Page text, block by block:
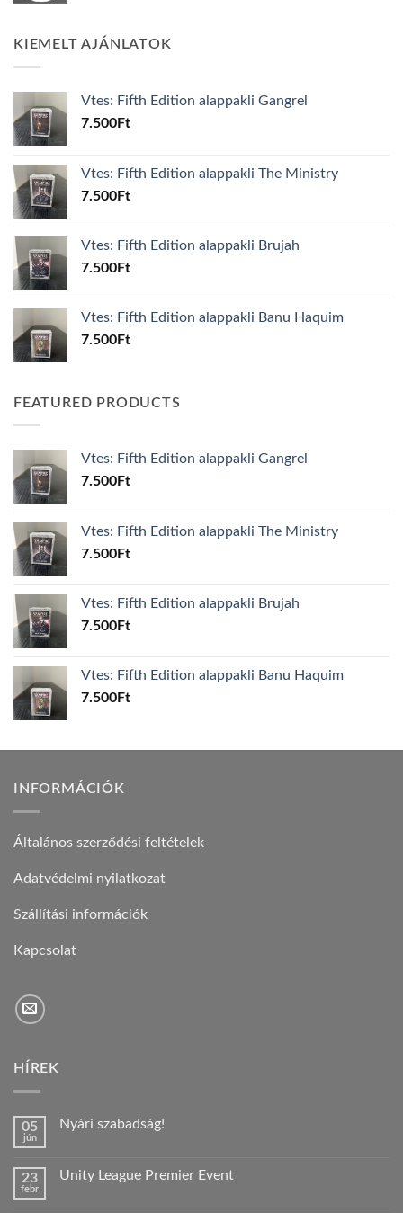
KIEMELT AJÁNLATOK
Vtes: Fifth Edition alappakli Gangrel
7.500Ft
Vtes: Fifth Edition alappakli The Ministry
7.500Ft
Vtes: Fifth Edition alappakli Brujah
7.500Ft
Vtes: Fifth Edition alappakli Banu Haquim
7.500Ft
FEATURED PRODUCTS
Vtes: Fifth Edition alappakli Gangrel
7.500Ft
Vtes: Fifth Edition alappakli The Ministry
7.500Ft
Vtes: Fifth Edition alappakli Brujah
7.500Ft
Vtes: Fifth Edition alappakli Banu Haquim
7.500Ft
INFORMÁCIÓK
Általános szerződési feltételek
Adatvédelmi nyilatkozat
Szállítási információk
Kapcsolat
HÍREK
05
jún
Nyári szabadság!
Nyári
23
febr
Unity League Premier Event